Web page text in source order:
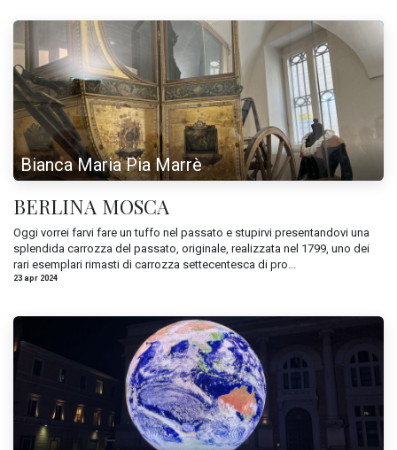
Bianca Maria Pia Marrè
BERLINA MOSCA
Oggi vorrei farvi fare un tuffo nel passato e stupirvi presentandovi una
splendida carrozza del passato, originale, realizzata nel 1799, uno dei
rari esemplari rimasti di carrozza settecentesca di pro...
23 apr 2024